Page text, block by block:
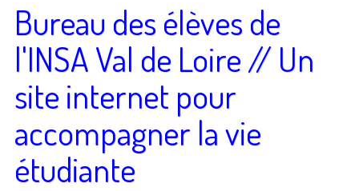
Bureau des élèves de
l'INSA Val de Loire // Un
site internet pour
accompagner la vie
étudiante